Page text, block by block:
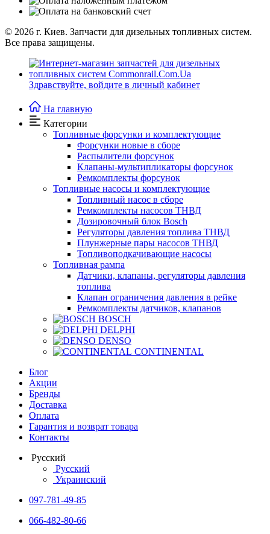
© 2026 г. Киев. Запчасти для дизельных топливных систем.
Все права защищены.
Здравствуйте, войдите в личный кабинет
На главную
Категории
Топливные форсунки и комплектующие
Форсунки новые в сборе
Распылители форсунок
Клапаны-мультипликаторы форсунок
Ремкомплекты форсунок
Топливные насосы и комплектующие
Топливный насос в сборе
Ремкомплекты насосов ТНВД
Дозировочный блок Bosch
Регуляторы давления топлива ТНВД
Плунжерные пары насосов ТНВД
Топливоподкачивающие насосы
Топливная рампа
Датчики, клапаны, регуляторы давления
топлива
Клапан ограничения давления в рейке
Ремкомплекты датчиков, клапанов
BOSCH
DELPHI
DENSO
CONTINENTAL
Блог
Акции
Бренды
Доставка
Оплата
Гарантия и возврат товара
Контакты
Русский
Русский
Украинский
097-781-49-85
066-482-80-66